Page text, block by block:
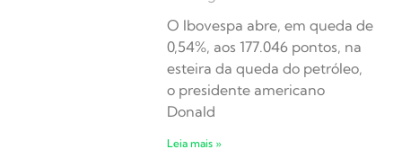
O Ibovespa abre, em queda de
0,54%, aos 177.046 pontos, na
esteira da queda do petróleo,
o presidente americano
Donald
Leia mais »